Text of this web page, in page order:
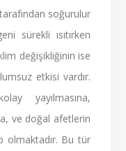
soğurulur
sürekli ısıtırken
değişikliğinin ise
etkisi vardır.
yayılmasına,
ve doğal afetlerin
olmaktadır. Bu tür